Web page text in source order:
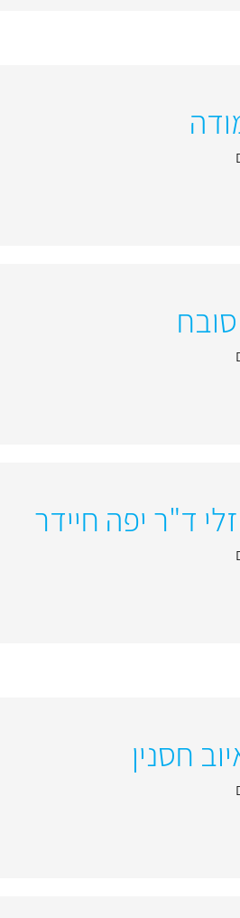
ד"ר יפה חיידר
חסנין